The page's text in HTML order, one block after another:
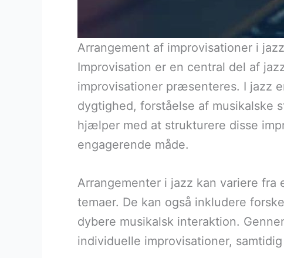
Arrangement af improvisationer i
Improvisation er en central del af
improvisationer præsenteres. I jazz
dygtighed, forståelse af musikalske
hjælper med at strukturere disse
engagerende måde.
Arrangementer i jazz kan variere
temaer. De kan også inkludere
dybere musikalsk interaktion.
individuelle improvisationer,